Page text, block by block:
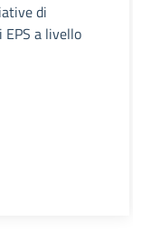
di
a livello